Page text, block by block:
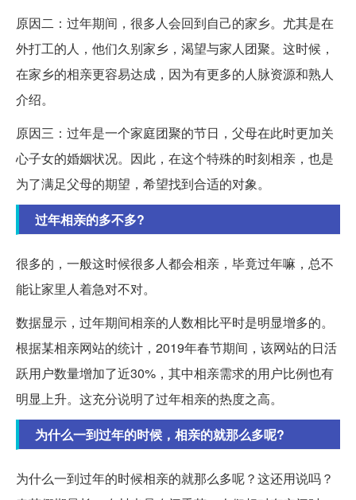
原因二：过年期间，很多人会回到自己的家乡。尤其是在
外打工的人，他们久别家乡，渴望与家人团聚。这时候，
在家乡的相亲更容易达成，因为有更多的人脉资源和熟人
介绍。
原因三：过年是一个家庭团聚的节日，父母在此时更加关
心子女的婚姻状况。因此，在这个特殊的时刻相亲，也是
为了满足父母的期望，希望找到合适的对象。
过年相亲的多不多?
很多的，一般这时候很多人都会相亲，毕竟过年嘛，总不
能让家里人着急对不对。
数据显示，过年期间相亲的人数相比平时是明显增多的。
根据某相亲网站的统计，2019年春节期间，该网站的日活
跃用户数量增加了近30%，其中相亲需求的用户比例也有
明显上升。这充分说明了过年相亲的热度之高。
为什么一到过年的时候，相亲的就那么多呢?
为什么一到过年的时候相亲的就那么多呢？这还用说吗？